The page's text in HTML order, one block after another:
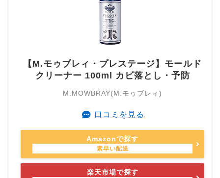
【M.モゥブレィ・プレステージ】モールド
クリーナー 100ml カビ落とし・予防
M.MOWBRAY(M.モゥブレィ)
口コミを見る
Amazonで探す
楽天市場で探す